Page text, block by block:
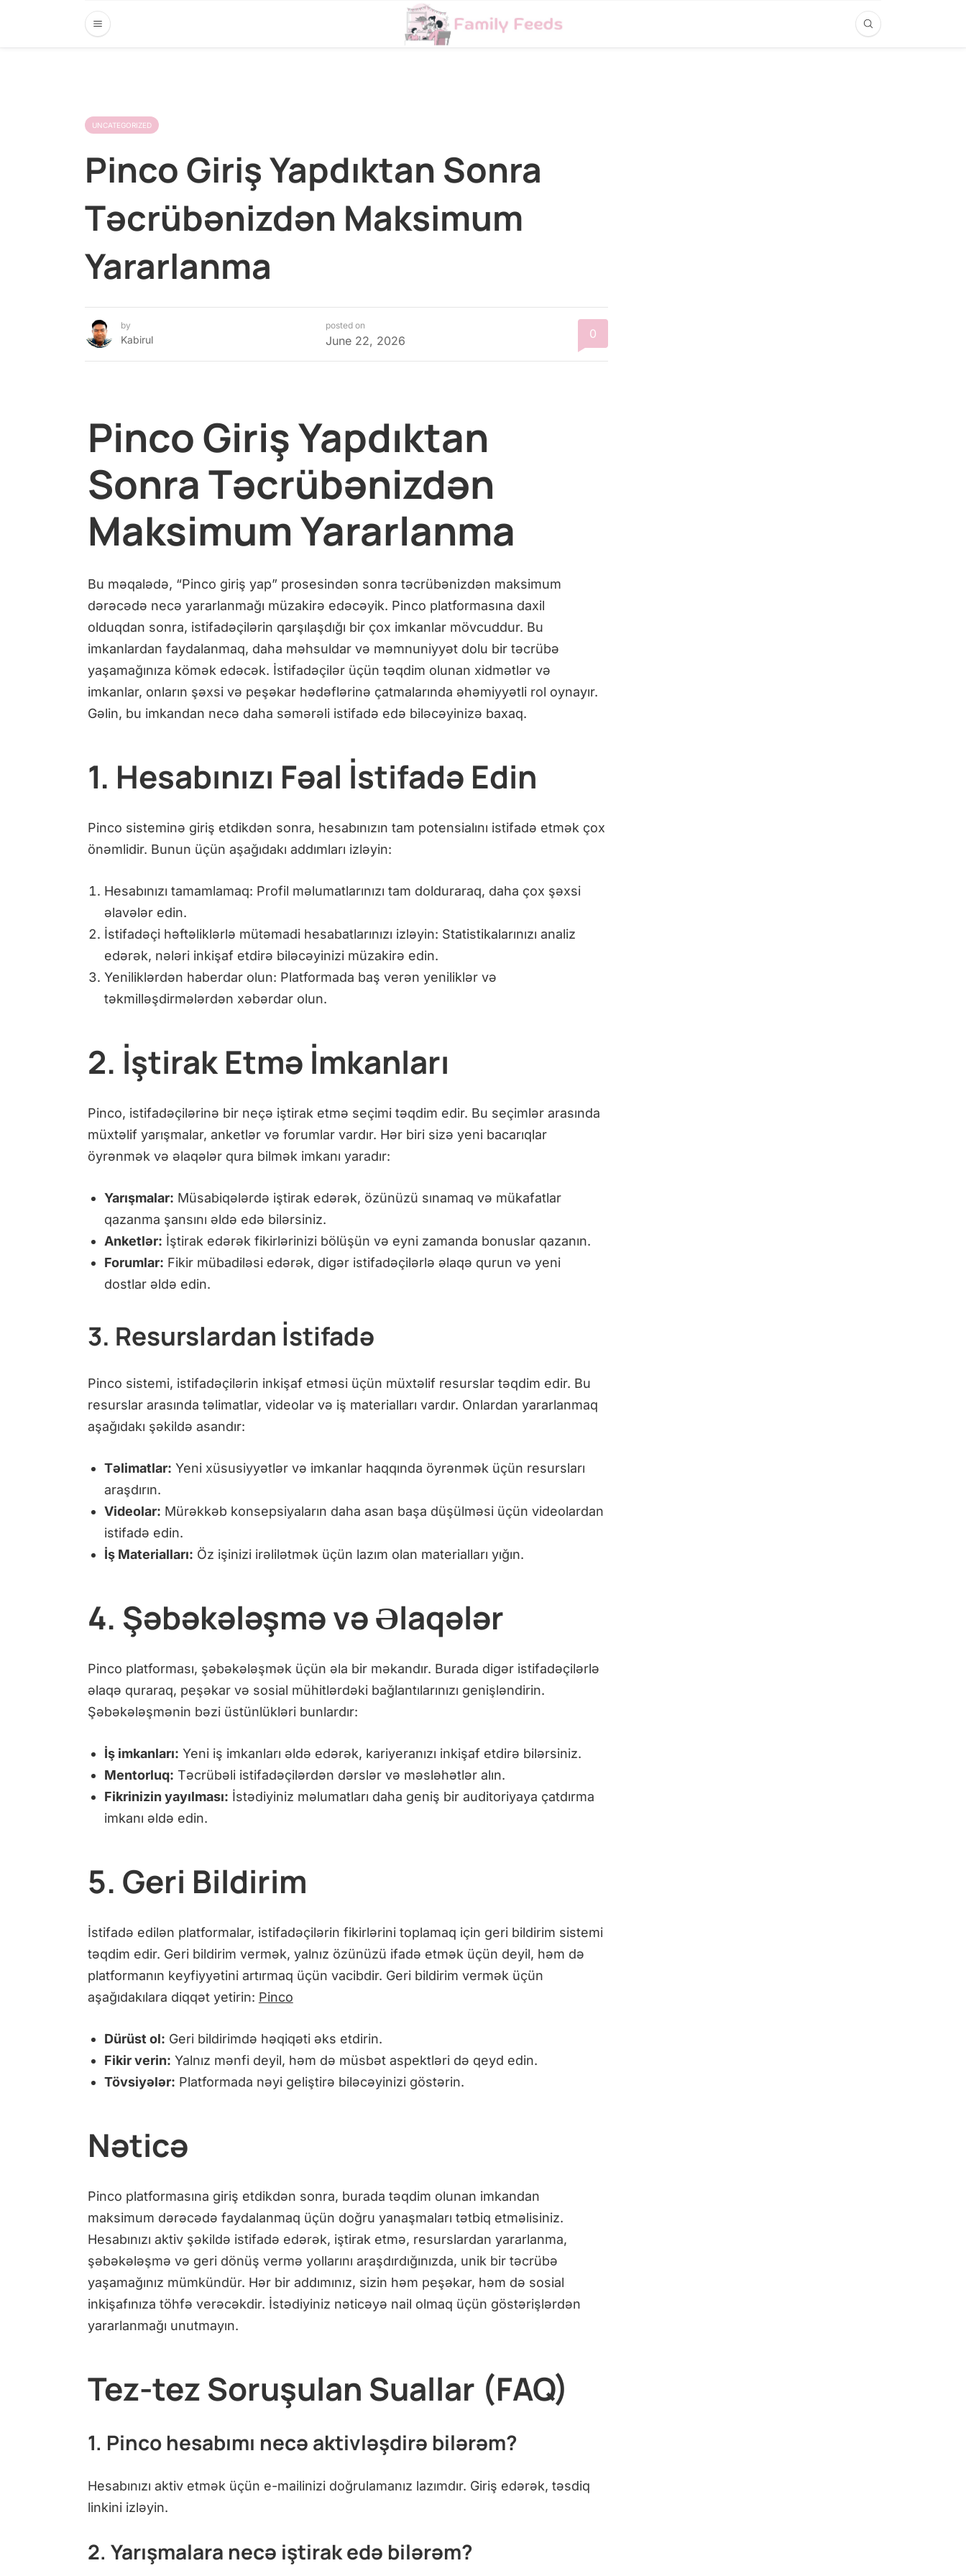
UNCATEGORIZED
Pinco Giriş Yapdıktan Sonra
Təcrübənizdən Maksimum
Yararlanma
by
Kabirul
posted on
June 22, 2026 0
Pinco Giriş Yapdıktan
Sonra Təcrübənizdən
Maksimum Yararlanma
Bu məqalədə, “Pinco giriş yap” prosesindən sonra təcrübənizdən maksimum
dərəcədə necə yararlanmağı müzakirə edəcəyik. Pinco platformasına daxil
olduqdan sonra, istifadəçilərin qarşılaşdığı bir çox imkanlar mövcuddur. Bu
imkanlardan faydalanmaq, daha məhsuldar və məmnuniyyət dolu bir təcrübə
yaşamağınıza kömək edəcək. İstifadəçilər üçün təqdim olunan xidmətlər və
imkanlar, onların şəxsi və peşəkar hədəflərinə çatmalarında əhəmiyyətli rol oynayır.
Gəlin, bu imkandan necə daha səmərəli istifadə edə biləcəyinizə baxaq.
1. Hesabınızı Fəal İstifadə Edin
Pinco sisteminə giriş etdikdən sonra, hesabınızın tam potensialını istifadə etmək çox
önəmlidir. Bunun üçün aşağıdakı addımları izləyin:
Hesabınızı tamamlamaq: Profil məlumatlarınızı tam dolduraraq, daha çox şəxsi
əlavələr edin.
İstifadəçi həftəliklərlə mütəmadi hesabatlarınızı izləyin: Statistikalarınızı analiz
edərək, nələri inkişaf etdirə biləcəyinizi müzakirə edin.
Yeniliklərdən haberdar olun: Platformada baş verən yeniliklər və
təkmilləşdirmələrdən xəbərdar olun.
2. İştirak Etmə İmkanları
Pinco, istifadəçilərinə bir neçə iştirak etmə seçimi təqdim edir. Bu seçimlər arasında
müxtəlif yarışmalar, anketlər və forumlar vardır. Hər biri sizə yeni bacarıqlar
öyrənmək və əlaqələr qura bilmək imkanı yaradır:
Yarışmalar: Müsabiqələrdə iştirak edərək, özünüzü sınamaq və mükafatlar
qazanma şansını əldə edə bilərsiniz.
Anketlər: İştirak edərək fikirlərinizi bölüşün və eyni zamanda bonuslar qazanın.
Forumlar: Fikir mübadiləsi edərək, digər istifadəçilərlə əlaqə qurun və yeni
dostlar əldə edin.
3. Resurslardan İstifadə
Pinco sistemi, istifadəçilərin inkişaf etməsi üçün müxtəlif resurslar təqdim edir. Bu
resurslar arasında təlimatlar, videolar və iş materialları vardır. Onlardan yararlanmaq
aşağıdakı şəkildə asandır:
Təlimatlar: Yeni xüsusiyyətlər və imkanlar haqqında öyrənmək üçün resursları
araşdırın.
Videolar: Mürəkkəb konsepsiyaların daha asan başa düşülməsi üçün videolardan
istifadə edin.
İş Materialları: Öz işinizi irəlilətmək üçün lazım olan materialları yığın.
4. Şəbəkələşmə və Əlaqələr
Pinco platforması, şəbəkələşmək üçün əla bir məkandır. Burada digər istifadəçilərlə
əlaqə quraraq, peşəkar və sosial mühitlərdəki bağlantılarınızı genişləndirin.
Şəbəkələşmənin bəzi üstünlükləri bunlardır:
İş imkanları: Yeni iş imkanları əldə edərək, kariyeranızı inkişaf etdirə bilərsiniz.
Mentorluq: Təcrübəli istifadəçilərdən dərslər və məsləhətlər alın.
Fikrinizin yayılması: İstədiyiniz məlumatları daha geniş bir auditoriyaya çatdırma
imkanı əldə edin.
5. Geri Bildirim
İstifadə edilən platformalar, istifadəçilərin fikirlərini toplamaq için geri bildirim sistemi
təqdim edir. Geri bildirim vermək, yalnız özünüzü ifadə etmək üçün deyil, həm də
platformanın keyfiyyətini artırmaq üçün vacibdir. Geri bildirim vermək üçün
aşağıdakılara diqqət yetirin: Pinco
Dürüst ol: Geri bildirimdə həqiqəti əks etdirin.
Fikir verin: Yalnız mənfi deyil, həm də müsbət aspektləri də qeyd edin.
Tövsiyələr: Platformada nəyi geliştirə biləcəyinizi göstərin.
Nəticə
Pinco platformasına giriş etdikdən sonra, burada təqdim olunan imkandan
maksimum dərəcədə faydalanmaq üçün doğru yanaşmaları tətbiq etməlisiniz.
Hesabınızı aktiv şəkildə istifadə edərək, iştirak etmə, resurslardan yararlanma,
şəbəkələşmə və geri dönüş vermə yollarını araşdırdığınızda, unik bir təcrübə
yaşamağınız mümkündür. Hər bir addımınız, sizin həm peşəkar, həm də sosial
inkişafınıza töhfə verəcəkdir. İstədiyiniz nəticəyə nail olmaq üçün göstərişlərdən
yararlanmağı unutmayın.
Tez-tez Soruşulan Suallar (FAQ)
1. Pinco hesabımı necə aktivləşdirə bilərəm?
Hesabınızı aktiv etmək üçün e-mailinizi doğrulamanız lazımdır. Giriş edərək, təsdiq
linkini izləyin.
2. Yarışmalara necə iştirak edə bilərəm?